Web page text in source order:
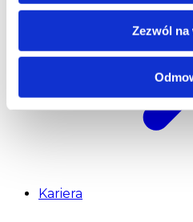
Zezwól na
Kariera